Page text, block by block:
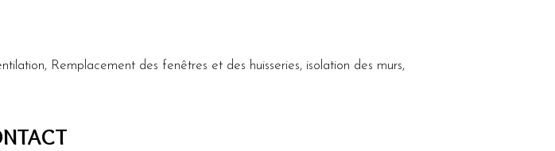
Remplacement des fenêtres et des huisseries, isolation des murs,